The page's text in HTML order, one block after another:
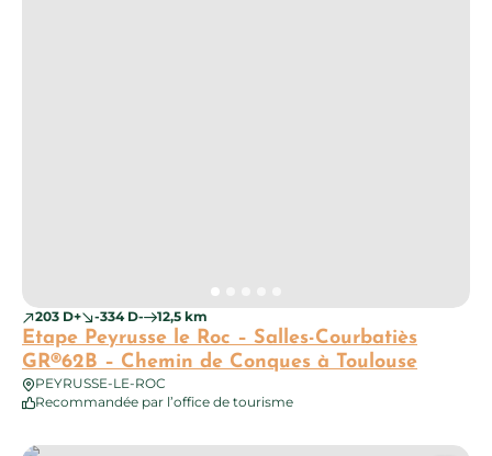
203 D+ -334 D- 12,5 km
Etape Peyrusse le Roc – Salles-Courbatiès
GR®62B – Chemin de Conques à Toulouse
PEYRUSSE-LE-ROC
Recommandée par l’office de tourisme